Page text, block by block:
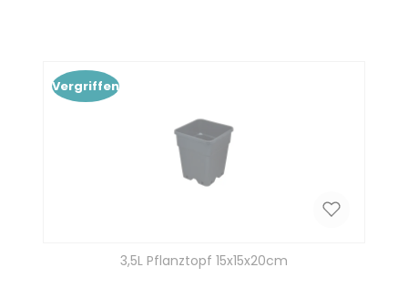
Vergriffen
3,5L Pflanztopf 15x15x20cm